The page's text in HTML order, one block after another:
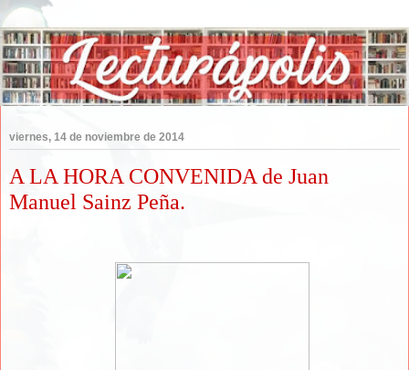
viernes, 14 de noviembre de 2014
A LA HORA CONVENIDA de Juan
Manuel Sainz Peña.